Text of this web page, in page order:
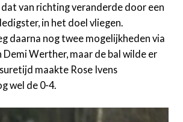
van richting veranderde door een
in het doel vliegen.
daarna nog twee mogelijkheden via
Demi Werther, maar de bal wilde er
maakte Rose Ivens
wel de 0-4.